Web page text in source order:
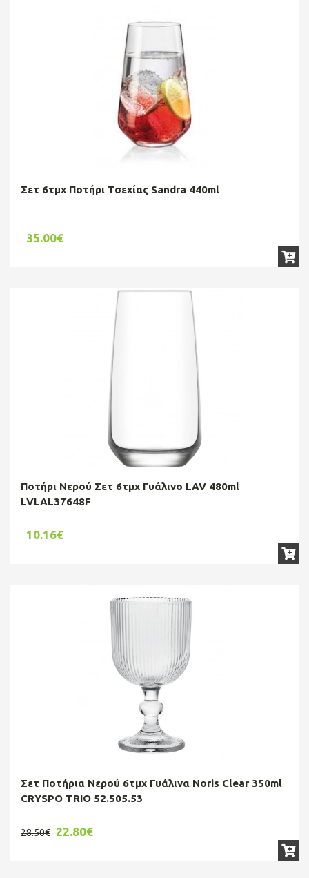
Σετ 6τμχ Ποτήρι Τσεχίας Sandra 440ml
35.00€
Ποτήρι Νερού Σετ 6τμχ Γυάλινο LAV 480ml
LVLAL37648F
10.16€
Σετ Ποτήρια Νερού 6τμχ Γυάλινα Noris Clear 350ml
CRYSPO TRIO 52.505.53
28.50€ 22.80€